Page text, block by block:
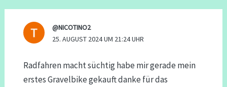
@NICOTINO2
25. AUGUST 2024 UM 21:24 UHR
Radfahren macht süchtig habe mir gerade mein
erstes Gravelbike gekauft danke für das